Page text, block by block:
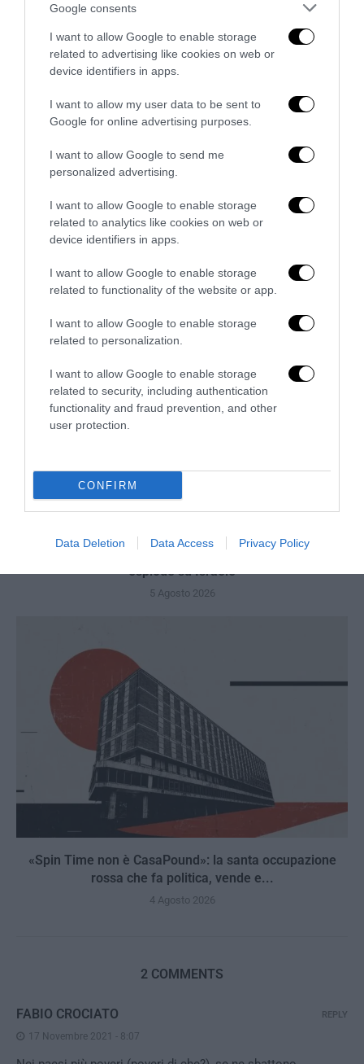
Google consents
I want to allow Google to enable storage
related to advertising like cookies on web or
device identifiers in apps.
I want to allow my user data to be sent to
Google for online advertising purposes.
I want to allow Google to send me
personalized advertising.
I want to allow Google to enable storage
related to analytics like cookies on web or
device identifiers in apps.
I want to allow Google to enable storage
related to functionality of the website or app.
I want to allow Google to enable storage
related to personalization.
I want to allow Google to enable storage
related to security, including authentication
functionality and fraud prevention, and other
user protection.
CONFIRM
Data Deletion Data Access Privacy Policy
La sinistra è così serva delle toghe da odiare persino il
5 Agosto 2026
L’Anpi divora se stessa: la fabbrica delle scomuniche
esplode su Israele
5 Agosto 2026
«Spin Time non è CasaPound»: la santa occupazione
rossa che fa politica, vende e...
4 Agosto 2026
2 COMMENTS
FABIO CROCIATO
17 Novembre 2021 - 8:07
REPLY